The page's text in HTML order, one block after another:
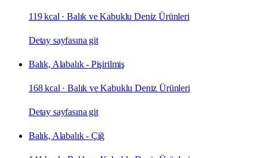
119 kcal ·Balık ve Kabuklu Deniz Ürünleri
Detay sayfasına git
Balık, Alabalık - Pişirilmiş
168 kcal ·Balık ve Kabuklu Deniz Ürünleri
Detay sayfasına git
Balık, Alabalık - Çiğ